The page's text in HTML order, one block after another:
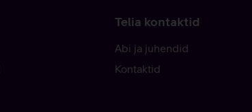
Telia kontaktid
Abi ja juhendid
Kontaktid